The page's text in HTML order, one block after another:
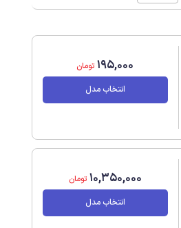
195,000 تومان
انتخاب مدل
10,350,000 تومان
انتخاب مدل